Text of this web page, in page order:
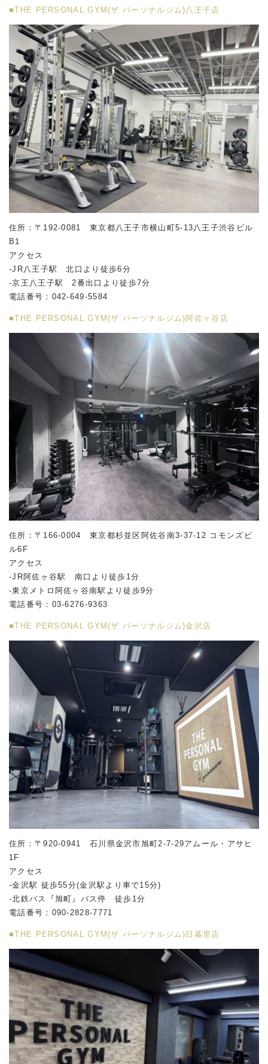
■THE PERSONAL GYM(ザ パーソナルジム)八王子店
住所：〒192-0081 東京都八王子市横山町5-13八王子渋谷ビル
B1
アクセス
-JR八王子駅 北口より徒歩6分
-京王八王子駅 2番出口より徒歩7分
電話番号：042-649-5584
■THE PERSONAL GYM(ザ パーソナルジム)阿佐ヶ谷店
住所：〒166-0004 東京都杉並区阿佐谷南3-37-12 コモンズビ
ル6F
アクセス
-JR阿佐ヶ谷駅 南口より徒歩1分
-東京メトロ阿佐ヶ谷南駅より徒歩9分
電話番号：03-6276-9363
■THE PERSONAL GYM(ザ パーソナルジム)金沢店
住所：〒920-0941 石川県金沢市旭町2-7-29アムール・アサヒ
1F
アクセス
-金沢駅 徒歩55分(金沢駅より車で15分)
-北鉄バス『旭町』バス停 徒歩1分
電話番号：090-2828-7771
■THE PERSONAL GYM(ザ パーソナルジム)日暮里店